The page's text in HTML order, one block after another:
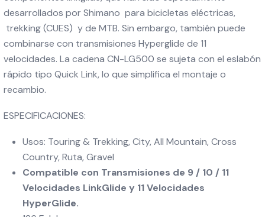
desarrollados por Shimano para bicicletas eléctricas,
trekking (CUES) y de MTB. Sin embargo, también puede
combinarse con transmisiones Hyperglide de 11
velocidades. La cadena CN-LG500 se sujeta con el eslabón
rápido tipo Quick Link, lo que simplifica el montaje o
recambio.
ESPECIFICACIONES:
Usos: Touring & Trekking, City, All Mountain, Cross
Country, Ruta, Gravel
Compatible con Transmisiones de 9 / 10 / 11
Velocidades LinkGlide y 11 Velocidades
HyperGlide.